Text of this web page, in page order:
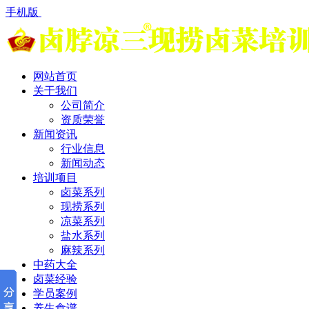
手机版
网站首页
关于我们
公司简介
资质荣誉
新闻资讯
行业信息
新闻动态
培训项目
卤菜系列
现捞系列
凉菜系列
盐水系列
麻辣系列
中药大全
卤菜经验
学员案例